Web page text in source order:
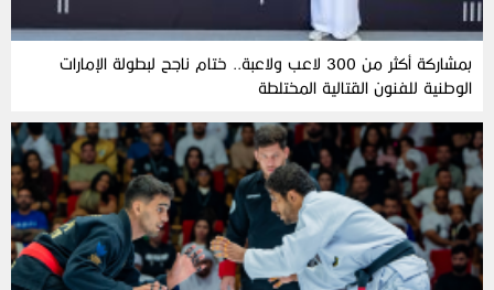
بمشاركة أكثر من 300 لاعب ولاعبة.. ختام ناجح لبطولة الإمارات
الوطنية للفنون القتالية المختلطة